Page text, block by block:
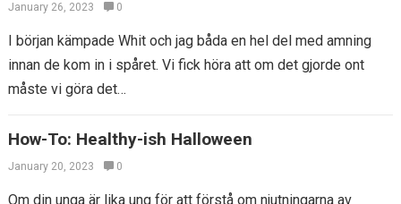
January 26, 2023 0
I början kämpade Whit och jag båda en hel del med amning
innan de kom in i spåret. Vi fick höra att om det gjorde ont
måste vi göra det…
How-To: Healthy-ish Halloween
January 20, 2023 0
Om din unga är lika ung för att förstå om njutningarna av